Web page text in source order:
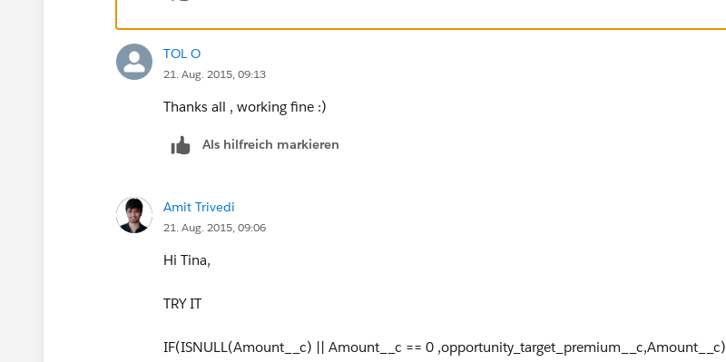
),
opportunity_target_premium__c,
Amount__c
TOL O
21. Aug. 2015, 09:13
Thanks all , working fine :)
Als hilfreich markieren
Amit Trivedi
21. Aug. 2015, 09:06
Hi Tina,
TRY IT
IF(ISNULL(Amount__c) || Amount__c == 0 ,opportunity_target_premium__c,Amount__c)